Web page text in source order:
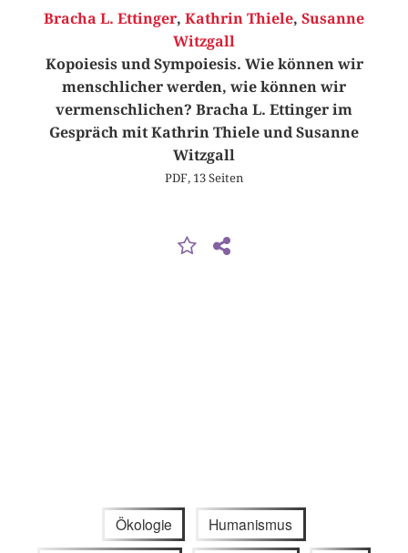
Bracha L. Ettinger, Kathrin Thiele, Susanne
Witzgall
Kopoiesis und Sympoiesis. Wie können wir
menschlicher werden, wie können wir
vermenschlichen? Bracha L. Ettinger im
Gespräch mit Kathrin Thiele und Susanne
Witzgall
PDF, 13 Seiten
Ökologie Humanismus